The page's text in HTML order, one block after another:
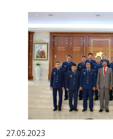
27.05.2023